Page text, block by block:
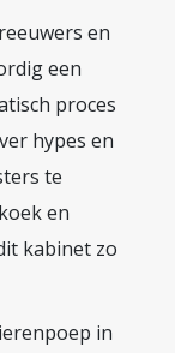
en
een
proces
hypes en
te
en
kabinet zo
in